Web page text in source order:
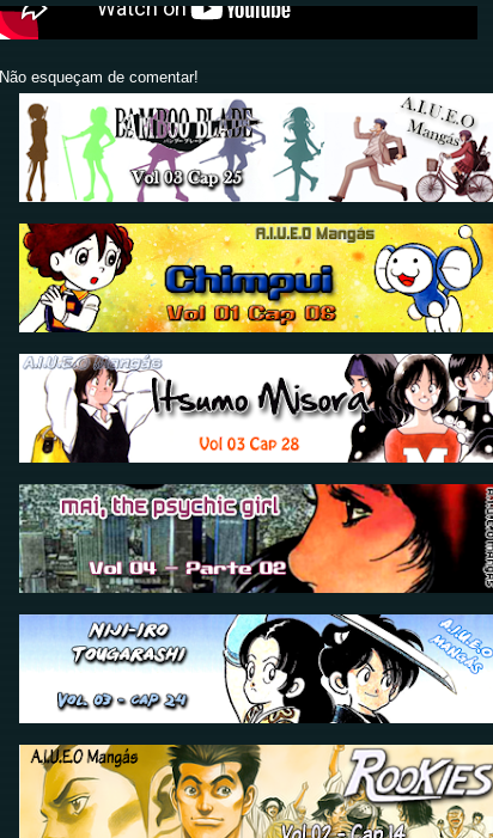
Não esqueçam de comentar!